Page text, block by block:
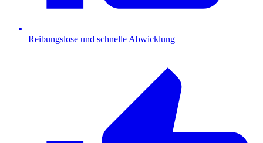
Reibungslose und schnelle Abwicklung